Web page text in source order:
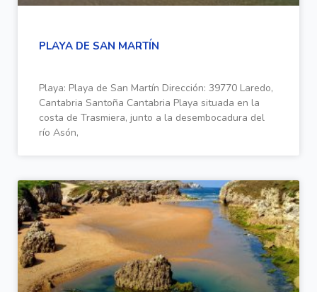
PLAYA DE SAN MARTÍN
Playa: Playa de San Martín Dirección: 39770 Laredo,
Cantabria Santoña Cantabria Playa situada en la
costa de Trasmiera, junto a la desembocadura del
río Asón,